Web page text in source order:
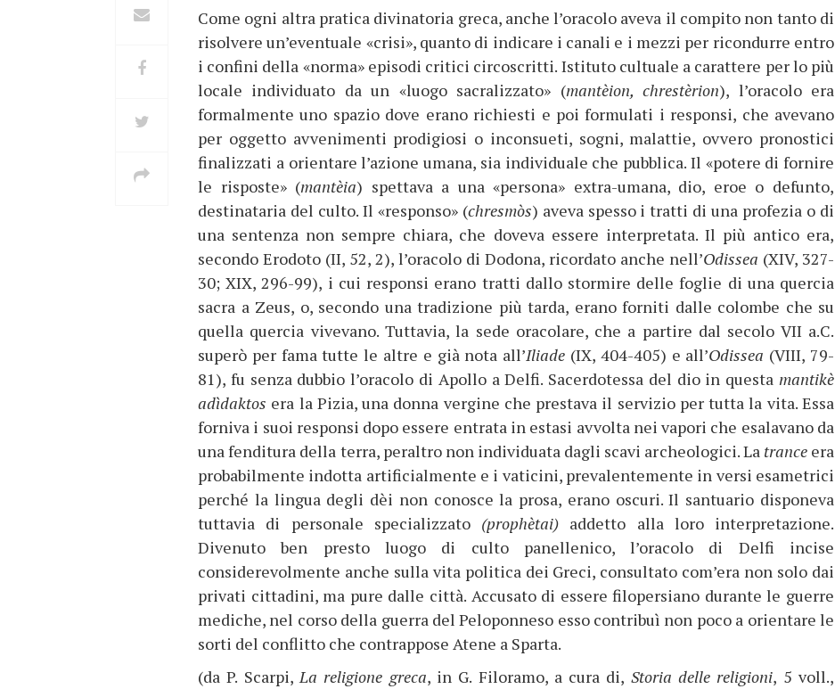
Come ogni altra pratica divinatoria greca, anche l’oracolo aveva il compito non tanto di
risolvere un’eventuale «crisi», quanto di indicare i canali e i mezzi per ricondurre entro
i confini della «norma» episodi critici circoscritti. Istituto cultuale a carattere per lo più
locale individuato da un «luogo sacralizzato» (mantèion, chrestèrion), l’oracolo era
formalmente uno spazio dove erano richiesti e poi formulati i responsi, che avevano
per oggetto avvenimenti prodigiosi o inconsueti, sogni, malattie, ovvero pronostici
finalizzati a orientare l’azione umana, sia individuale che pubblica. Il «potere di fornire
le risposte» (mantèia) spettava a una «persona» extra-umana, dio, eroe o defunto,
destinataria del culto. Il «responso» (chresmòs) aveva spesso i tratti di una profezia o di
una sentenza non sempre chiara, che doveva essere interpretata. Il più antico era,
secondo Erodoto (II, 52, 2), l’oracolo di Dodona, ricordato anche nell’Odissea (XIV, 327-
30; XIX, 296-99), i cui responsi erano tratti dallo stormire delle foglie di una quercia
sacra a Zeus, o, secondo una tradizione più tarda, erano forniti dalle colombe che su
quella quercia vivevano. Tuttavia, la sede oracolare, che a partire dal secolo VII a.C.
superò per fama tutte le altre e già nota all’Iliade (IX, 404-405) e all’Odissea (VIII, 79-
81), fu senza dubbio l’oracolo di Apollo a Delfi. Sacerdotessa del dio in questa mantikè
adìdaktos era la Pizia, una donna vergine che prestava il servizio per tutta la vita. Essa
forniva i suoi responsi dopo essere entrata in estasi avvolta nei vapori che esalavano da
una fenditura della terra, peraltro non individuata dagli scavi archeologici. La trance era
probabilmente indotta artificialmente e i vaticini, prevalentemente in versi esametrici
perché la lingua degli dèi non conosce la prosa, erano oscuri. Il santuario disponeva
tuttavia di personale specializzato (prophètai) addetto alla loro interpretazione.
Divenuto ben presto luogo di culto panellenico, l’oracolo di Delfi incise
considerevolmente anche sulla vita politica dei Greci, consultato com’era non solo dai
privati cittadini, ma pure dalle città. Accusato di essere filopersiano durante le guerre
mediche, nel corso della guerra del Peloponneso esso contribuì non poco a orientare le
sorti del conflitto che contrappose Atene a Sparta.
(da P. Scarpi,La religione greca, in G. Filoramo, a cura di, Storia delle religioni, 5 voll.,